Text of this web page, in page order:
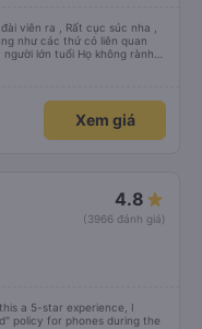
viên ra , Rất cục súc nha ,
như các thứ có liên quan
lớn tuổi Họ không rành
ai đi đâu ! xin góp ý ,
Xem giá
4.8
(3966 đánh giá)
a 5-star experience, I
policy for phones during the